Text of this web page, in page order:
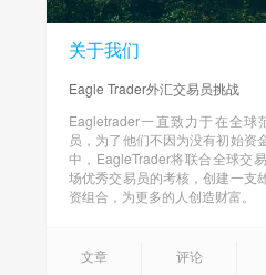
关于我们
Eagle Trader外汇交易员挑战
Eagletrader一直致力于在全球
员，为了他们不因为没有初始资
中，EagleTrader将联合全球交
场优秀交易员的考核，创建一支
资组合，为更多的人创造财富。
文章 评论